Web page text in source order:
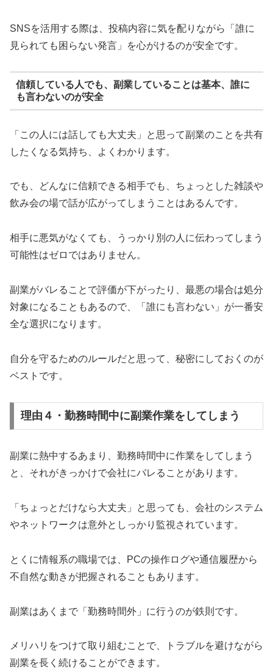
SNSを活用する際は、投稿内容に気を配りながら「誰に
見られても困らない発言」を心がけるのが安全です。
信頼している人でも、副業していることは基本、誰に
も言わないのが安全
「この人には話しても大丈夫」と思って副業のことを共有
したくなる気持ち、よくわかります。
でも、どんなに信頼できる相手でも、ちょっとした雑談や
飲み会の場で話が広がってしまうことはあるんです。
相手に悪気がなくても、うっかり別の人に伝わってしまう
可能性はゼロではありません。
副業がバレることで評価が下がったり、最悪の場合は処分
対象になることもあるので、「誰にも言わない」が一番安
全な選択になります。
自分を守るためのルールだと思って、秘密にしておくのが
ベストです。
理由４・勤務時間中に副業作業をしてしまう
副業に熱中するあまり、勤務時間中に作業をしてしまう
と、それがきっかけで会社にバレることがあります。
「ちょっとだけなら大丈夫」と思っても、会社のシステム
やネットワークは意外としっかり監視されています。
とくに情報系の職場では、PCの操作ログや通信履歴から
不自然な動きが把握されることもあります。
副業はあくまで「勤務時間外」に行うのが鉄則です。
メリハリをつけて取り組むことで、トラブルを避けながら
副業を長く続けることができます。